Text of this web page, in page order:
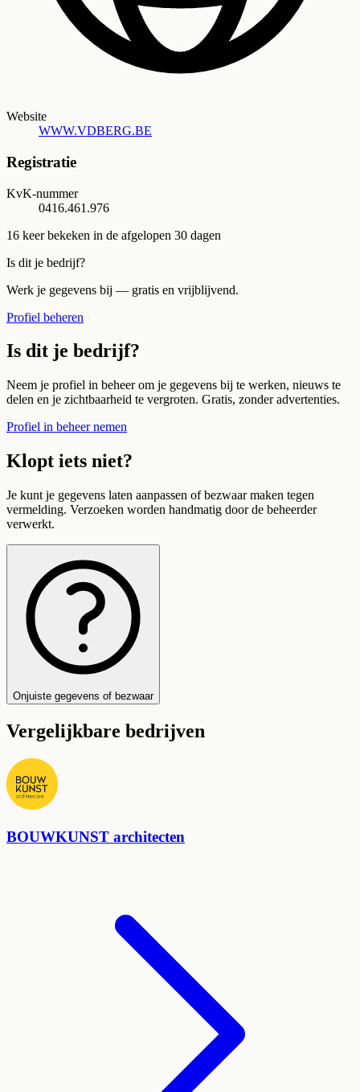
Website
WWW.VDBERG.BE
Registratie
KvK-nummer
0416.461.976
16 keer bekeken in de afgelopen 30 dagen
Is dit je bedrijf?
Werk je gegevens bij — gratis en vrijblijvend.
Profiel beheren
Is dit je bedrijf?
Neem je profiel in beheer om je gegevens bij te werken, nieuws te
delen en je zichtbaarheid te vergroten. Gratis, zonder advertenties.
Profiel in beheer nemen
Klopt iets niet?
Je kunt je gegevens laten aanpassen of bezwaar maken tegen
vermelding. Verzoeken worden handmatig door de beheerder
verwerkt.
Onjuiste gegevens of bezwaar
Vergelijkbare bedrijven
BOUWKUNST architecten